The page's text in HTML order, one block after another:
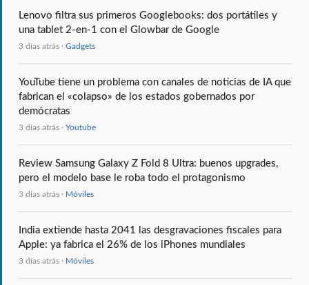
Lenovo filtra sus primeros Googlebooks: dos portátiles y
una tablet 2-en-1 con el Glowbar de Google
3 días atrás · Gadgets
YouTube tiene un problema con canales de noticias de IA que
fabrican el «colapso» de los estados gobernados por
demócratas
3 días atrás · Youtube
Review Samsung Galaxy Z Fold 8 Ultra: buenos upgrades,
pero el modelo base le roba todo el protagonismo
3 días atrás · Móviles
India extiende hasta 2041 las desgravaciones fiscales para
Apple: ya fabrica el 26% de los iPhones mundiales
3 días atrás · Móviles